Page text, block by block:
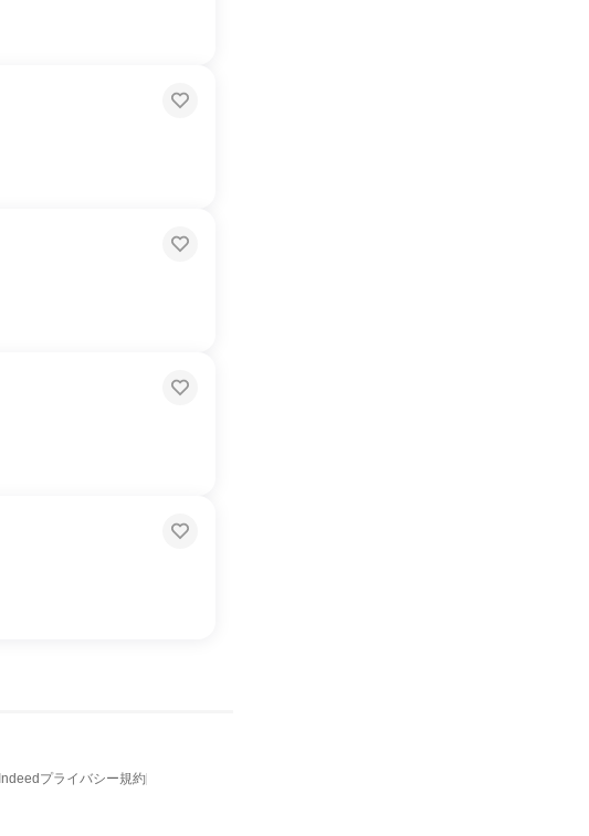
Indeedプライバシー規約